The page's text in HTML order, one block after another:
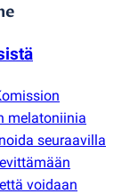
melatoniinia
seuraavilla
voidaan